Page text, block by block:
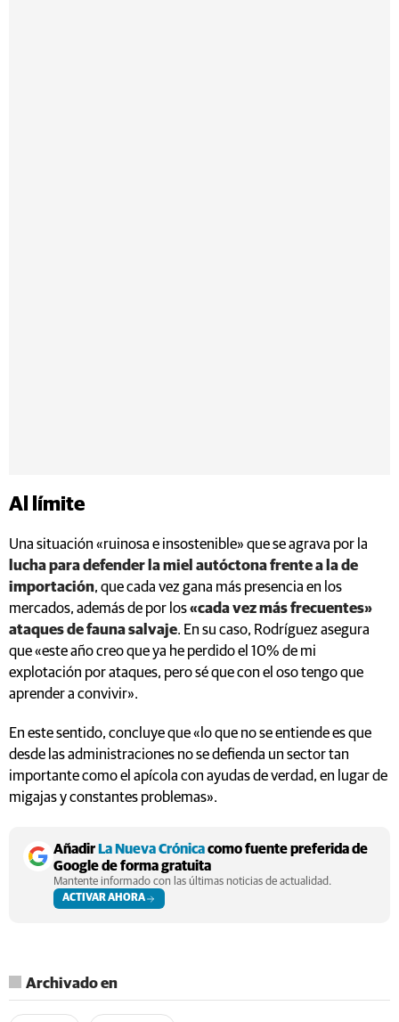
Al límite
Una situación «ruinosa e insostenible» que se agrava por la
lucha para defender la miel autóctona frente a la de
importación, que cada vez gana más presencia en los
mercados, además de por los«cada vez más frecuentes»
ataques de fauna salvaje. En su caso, Rodríguez asegura
que «este año creo que ya he perdido el 10% de mi
explotación por ataques, pero sé que con el oso tengo que
aprender a convivir».
En este sentido, concluye que «lo que no se entiende es que
desde las administraciones no se defienda un sector tan
importante como el apícola con ayudas de verdad, en lugar de
migajas y constantes problemas».
Añadir La Nueva Crónicacomo fuente preferida de
Google de forma gratuita
Mantente informado con las últimas noticias de actualidad.
ACTIVAR AHORA
Archivado en